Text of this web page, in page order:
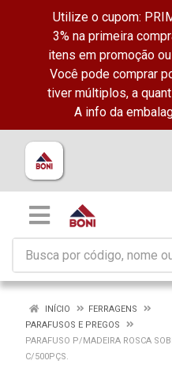
Utilize o cupom:
3% na primeira
itens em promoção
Você pode comprar
tiver múltiplos, a
A info da
INÍCIO
FERRAGENS
PARAFUSOS E PREGOS
PARAFUSO P/MADEIRA ROSCA
C/500PÇS.